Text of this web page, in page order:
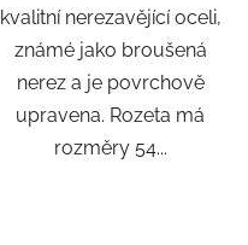
kvalitní nerezavějící oceli,
známé jako broušená
nerez a je povrchově
upravena. Rozeta má
rozměry 54...